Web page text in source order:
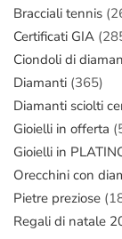
Bracciali tennis
Certificati GIA
Ciondoli di
Diamanti (365)
Diamanti sciolti
Gioielli in offerta
Gioielli in
Orecchini con
Pietre preziose
Regali di natale